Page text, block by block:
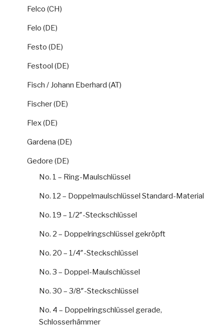
Felco (CH)
Felo (DE)
Festo (DE)
Festool (DE)
Fisch / Johann Eberhard (AT)
Fischer (DE)
Flex (DE)
Gardena (DE)
Gedore (DE)
No. 1 – Ring-Maulschlüssel
No. 12 – Doppelmaulschlüssel Standard-Material
No. 19 – 1/2″-Steckschlüssel
No. 2 – Doppelringschlüssel gekröpft
No. 20 – 1/4″-Steckschlüssel
No. 3 – Doppel-Maulschlüssel
No. 30 – 3/8″-Steckschlüssel
No. 4 – Doppelringschlüssel gerade,
Schlosserhämmer